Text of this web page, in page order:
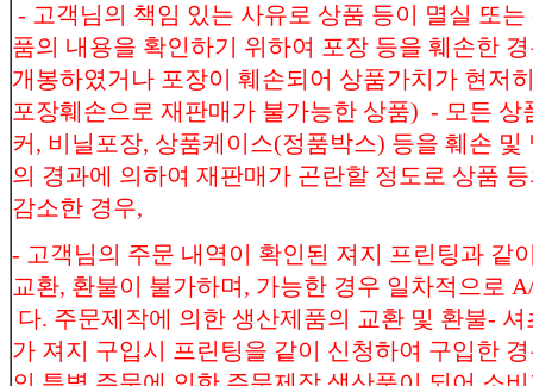
- 고객님의 책임 있는 사유로 상품 등이 멸실 또
품의 내용을 확인하기 위하여 포장 등을 훼손한
개봉하였거나 포장이 훼손되어 상품가치가 현저
포장훼손으로 재판매가 불가능한 상품) - 모든 상
커, 비닐포장, 상품케이스(정품박스) 등을 훼손
의 경과에 의하여 재판매가 곤란할 정도로 상품
감소한 경우,
- 고객님의 주문 내역이 확인된 져지 프린팅과 같
교환, 환불이 불가하며, 가능한 경우 일차적으로
다. 주문제작에 의한 생산제품의 교환 및 환불-
가 져지 구입시 프린팅을 같이 신청하여 구입한